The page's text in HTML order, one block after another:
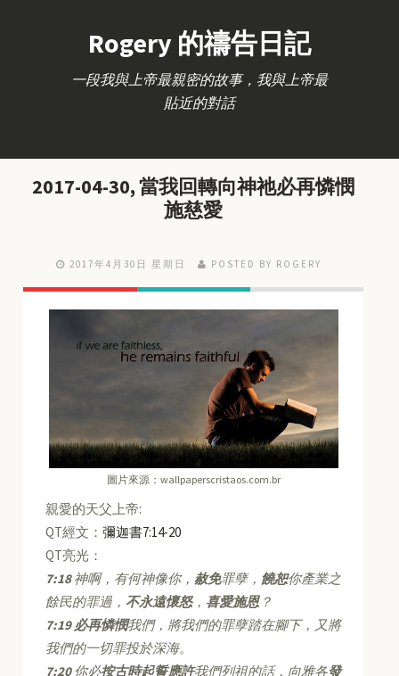
Rogery 的禱告日記
一段我與上帝最親密的故事，我與上帝最
貼近的對話
2017-04-30, 當我回轉向神祂必再憐憫
施慈愛
2017年4月30日 星期日 POSTED BY ROGERY
圖片來源：wallpaperscristaos.com.br
親愛的天父上帝:
QT經文：彌迦書7:14-20
QT亮光：
7:18神啊，有何神像你，赦免罪孽， 饒恕你產業之
餘民的罪過， 不永遠懷怒， 喜愛施恩？
7:19 必再憐憫我們，將我們的罪孽踏在腳下，又將
我們的一切罪投於深海。
7:20你必按古時起誓應許我們列祖的話，向雅各發